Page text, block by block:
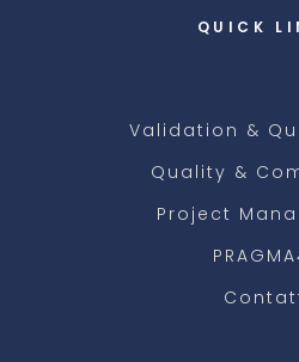
QUICK
Validation &
Quality &
Project